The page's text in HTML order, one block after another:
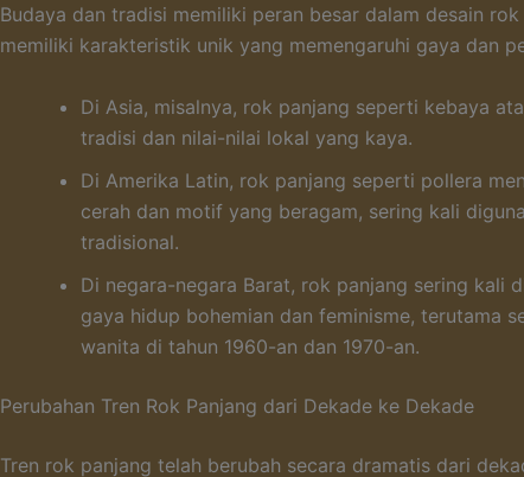
Budaya dan tradisi memiliki peran besar dalam desain
memiliki karakteristik unik yang memengaruhi gaya dan
Di Asia, misalnya, rok panjang seperti kebaya
tradisi dan nilai-nilai lokal yang kaya.
Di Amerika Latin, rok panjang seperti pollera
cerah dan motif yang beragam, sering kali
tradisional.
Di negara-negara Barat, rok panjang sering kali
gaya hidup bohemian dan feminisme, terutama
wanita di tahun 1960-an dan 1970-an.
Perubahan Tren Rok Panjang dari Dekade ke Dekade
Tren rok panjang telah berubah secara dramatis dari